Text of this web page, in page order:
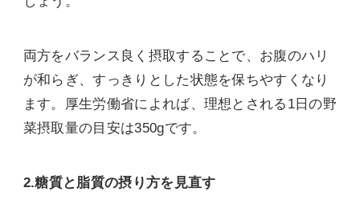
両方をバランス良く摂取することで、お腹のハリ
が和らぎ、すっきりとした状態を保ちやすくなり
ます。厚生労働省によれば、理想とされる1日の野
菜摂取量の目安は350gです。
2.糖質と脂質の摂り方を見直す